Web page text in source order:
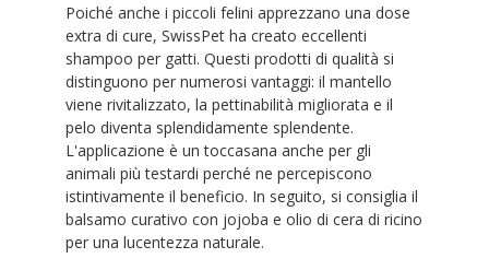
Poiché anche i piccoli felini apprezzano una dose
extra di cure, SwissPet ha creato eccellenti
shampoo per gatti. Questi prodotti di qualità si
distinguono per numerosi vantaggi: il mantello
viene rivitalizzato, la pettinabilità migliorata e il
pelo diventa splendidamente splendente.
L'applicazione è un toccasana anche per gli
animali più testardi perché ne percepiscono
istintivamente il beneficio. In seguito, si consiglia il
balsamo curativo con jojoba e olio di cera di ricino
per una lucentezza naturale.